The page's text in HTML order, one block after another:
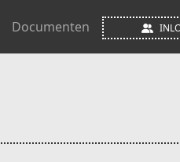
Documenten